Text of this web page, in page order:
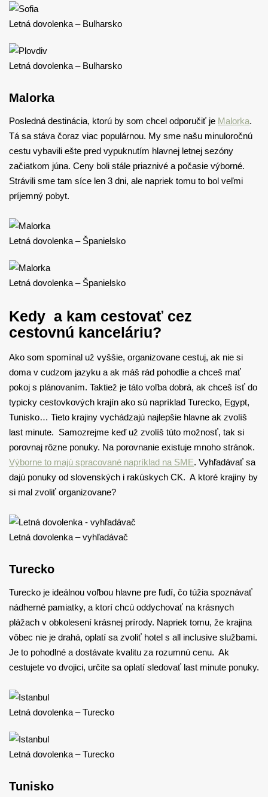
Letná dovolenka – Bulharsko
Letná dovolenka – Bulharsko
Malorka
Posledná destinácia, ktorú by som chcel odporučiť je Malorka.
Tá sa stáva čoraz viac populárnou. My sme našu minuloročnú
cestu vybavili ešte pred vypuknutím hlavnej letnej sezóny
začiatkom júna. Ceny boli stále priaznivé a počasie výborné.
Strávili sme tam síce len 3 dni, ale napriek tomu to bol veľmi
príjemný pobyt.
Letná dovolenka – Španielsko
Letná dovolenka – Španielsko
Kedy a kam cestovať cez
cestovnú kanceláriu?
Ako som spomínal už vyššie, organizovane cestuj, ak nie si
doma v cudzom jazyku a ak máš rád pohodlie a chceš mať
pokoj s plánovaním. Taktiež je táto voľba dobrá, ak chceš ísť do
typicky cestovkových krajín ako sú napríklad Turecko, Egypt,
Tunisko… Tieto krajiny vychádzajú najlepšie hlavne ak zvolíš
last minute. Samozrejme keď už zvolíš túto možnosť, tak si
porovnaj rôzne ponuky. Na porovnanie existuje mnoho stránok.
Výborne to majú spracované napríklad na SME. Vyhľadávať sa
dajú ponuky od slovenských i rakúskych CK. A ktoré krajiny by
si mal zvoliť organizovane?
Letná dovolenka – vyhľadávač
Turecko
Turecko je ideálnou voľbou hlavne pre ľudí, čo túžia spoznávať
nádherné pamiatky, a ktorí chcú oddychovať na krásnych
plážach v obkolesení krásnej prírody. Napriek tomu, že krajina
vôbec nie je drahá, oplatí sa zvoliť hotel s all inclusive službami.
Je to pohodlné a dostávate kvalitu za rozumnú cenu. Ak
cestujete vo dvojici, určite sa oplatí sledovať last minute ponuky.
Letná dovolenka – Turecko
Letná dovolenka – Turecko
Tunisko